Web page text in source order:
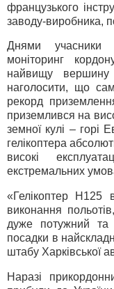
французького
заводу-виробника,
Днями учасники
моніторинг
найвищу
наголосити, що
рекорд
приземлився на
земної кулі – горі
гелікоптера
високі
екстремальних
«Гелікоптер Н125
виконання
дуже потужний та
посадки в
штабу Харківської
Наразі